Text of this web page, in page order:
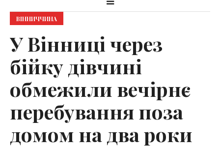
ВІННИЧЧИНА
У Вінниці через
бійку дівчині
обмежили вечірнє
перебування поза
домом на два роки